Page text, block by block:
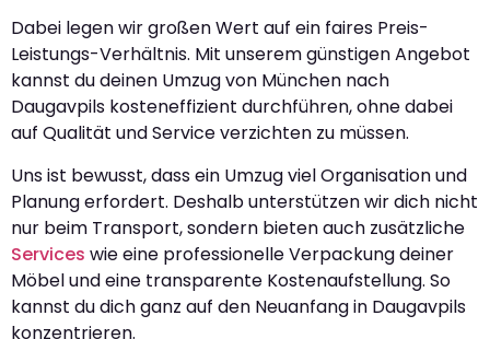
Dabei legen wir großen Wert auf ein faires Preis-
Leistungs-Verhältnis. Mit unserem günstigen Angebot
kannst du deinen Umzug von München nach
Daugavpils kosteneffizient durchführen, ohne dabei
auf Qualität und Service verzichten zu müssen.
Uns ist bewusst, dass ein Umzug viel Organisation und
Planung erfordert. Deshalb unterstützen wir dich nicht
nur beim Transport, sondern bieten auch zusätzliche
Services wie eine professionelle Verpackung deiner
Möbel und eine transparente Kostenaufstellung. So
kannst du dich ganz auf den Neuanfang in Daugavpils
konzentrieren.